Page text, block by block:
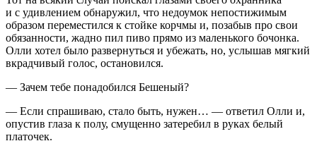
и с удивлением обнаружил, что недоумок непостижимым
образом переместился к стойке корчмы и, позабыв про свои
обязанности, жадно пил пиво прямо из маленького бочонка.
Олли хотел было развернуться и убежать, но, услышав мягкий
вкрадчивый голос, остановился.
— Зачем тебе понадобился Бешеный?
— Если спрашиваю, стало быть, нужен… — ответил Олли и,
опустив глаза к полу, смущенно затеребил в руках белый
платочек.